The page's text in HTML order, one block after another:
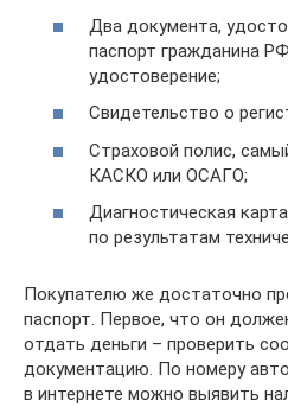
Два документа,
паспорт гражданина
удостоверение;
Свидетельство о
Страховой полис,
КАСКО или ОСАГО;
Диагностическая
по результатам
Покупателю же достаточно
паспорт. Первое, что он
отдать деньги – проверить
документацию. По номеру
в интернете можно выявить